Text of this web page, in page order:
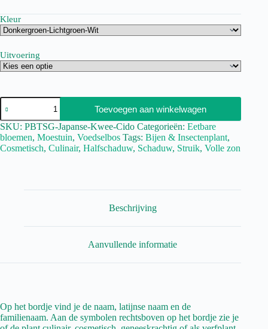
Kleur
Uitvoering
Toevoegen aan winkelwagen
SKU: PBTSG-Japanse-Kwee-Cido Categorieën: Eetbare
bloemen, Moestuin, Voedselbos Tags: Bijen & Insectenplant,
Cosmetisch, Culinair, Halfschaduw, Schaduw, Struik, Volle zon
Beschrijving
Aanvullende informatie
Op het bordje vind je de naam, latijnse naam en de
familienaam. Aan de symbolen rechtsboven op het bordje zie je